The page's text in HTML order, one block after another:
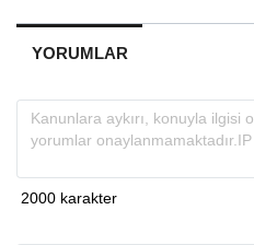
YORUMLAR